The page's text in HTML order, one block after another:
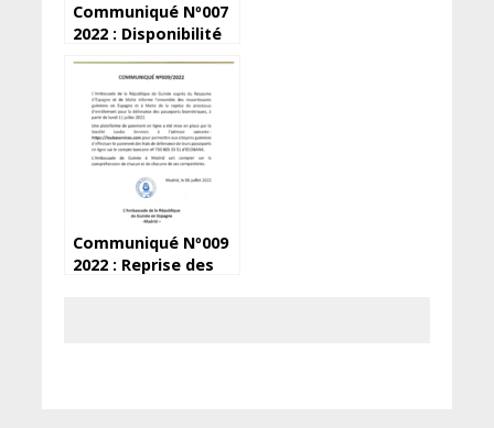
Communiqué Nº007
2022 : Disponibilité
pour retrait
Communiqué Nº009
2022 : Reprise des